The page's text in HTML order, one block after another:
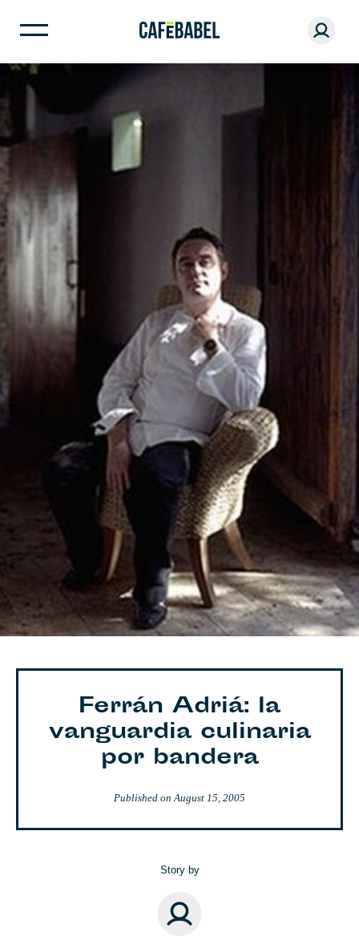
Ferrán Adriá: la
vanguardia culinaria
por bandera
Published on August 15, 2005
Story by